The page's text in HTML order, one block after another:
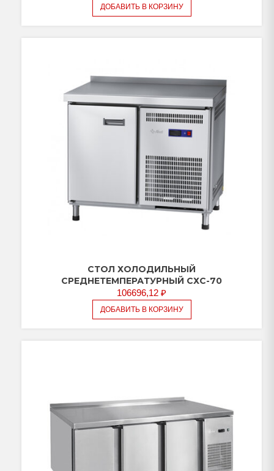
ДОБАВИТЬ В КОРЗИНУ
СТОЛ ХОЛОДИЛЬНЫЙ
СРЕДНЕТЕМПЕРАТУРНЫЙ СХС-70
106696,12 ₽
ДОБАВИТЬ В КОРЗИНУ